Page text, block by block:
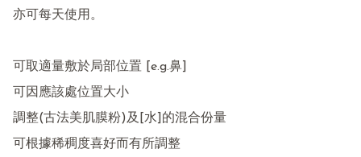
亦可每天使用。
可取適量敷於局部位置 [e.g.鼻]
可因應該處位置大小
調整(古法美肌膜粉)及[水]的混合份量
可根據稀稠度喜好而有所調整